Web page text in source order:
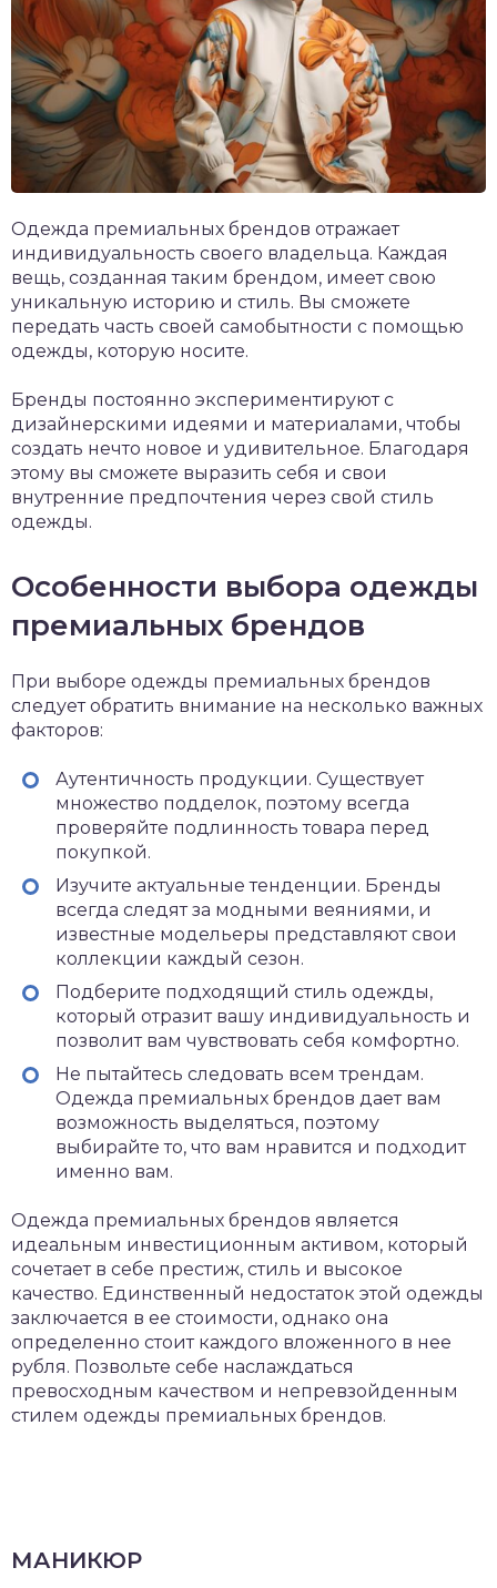
Одежда премиальных брендов отражает
индивидуальность своего владельца. Каждая
вещь, созданная таким брендом, имеет свою
уникальную историю и стиль. Вы сможете
передать часть своей самобытности с помощью
одежды, которую носите.
Бренды постоянно экспериментируют с
дизайнерскими идеями и материалами, чтобы
создать нечто новое и удивительное. Благодаря
этому вы сможете выразить себя и свои
внутренние предпочтения через свой стиль
одежды.
Особенности выбора одежды
премиальных брендов
При выборе одежды премиальных брендов
следует обратить внимание на несколько важных
факторов:
Аутентичность продукции. Существует
множество подделок, поэтому всегда
проверяйте подлинность товара перед
покупкой.
Изучите актуальные тенденции. Бренды
всегда следят за модными веяниями, и
известные модельеры представляют свои
коллекции каждый сезон.
Подберите подходящий стиль одежды,
который отразит вашу индивидуальность и
позволит вам чувствовать себя комфортно.
Не пытайтесь следовать всем трендам.
Одежда премиальных брендов дает вам
возможность выделяться, поэтому
выбирайте то, что вам нравится и подходит
именно вам.
Одежда премиальных брендов является
идеальным инвестиционным активом, который
сочетает в себе престиж, стиль и высокое
качество. Единственный недостаток этой одежды
заключается в ее стоимости, однако она
определенно стоит каждого вложенного в нее
рубля. Позвольте себе наслаждаться
превосходным качеством и непревзойденным
стилем одежды премиальных брендов.
МАНИКЮР